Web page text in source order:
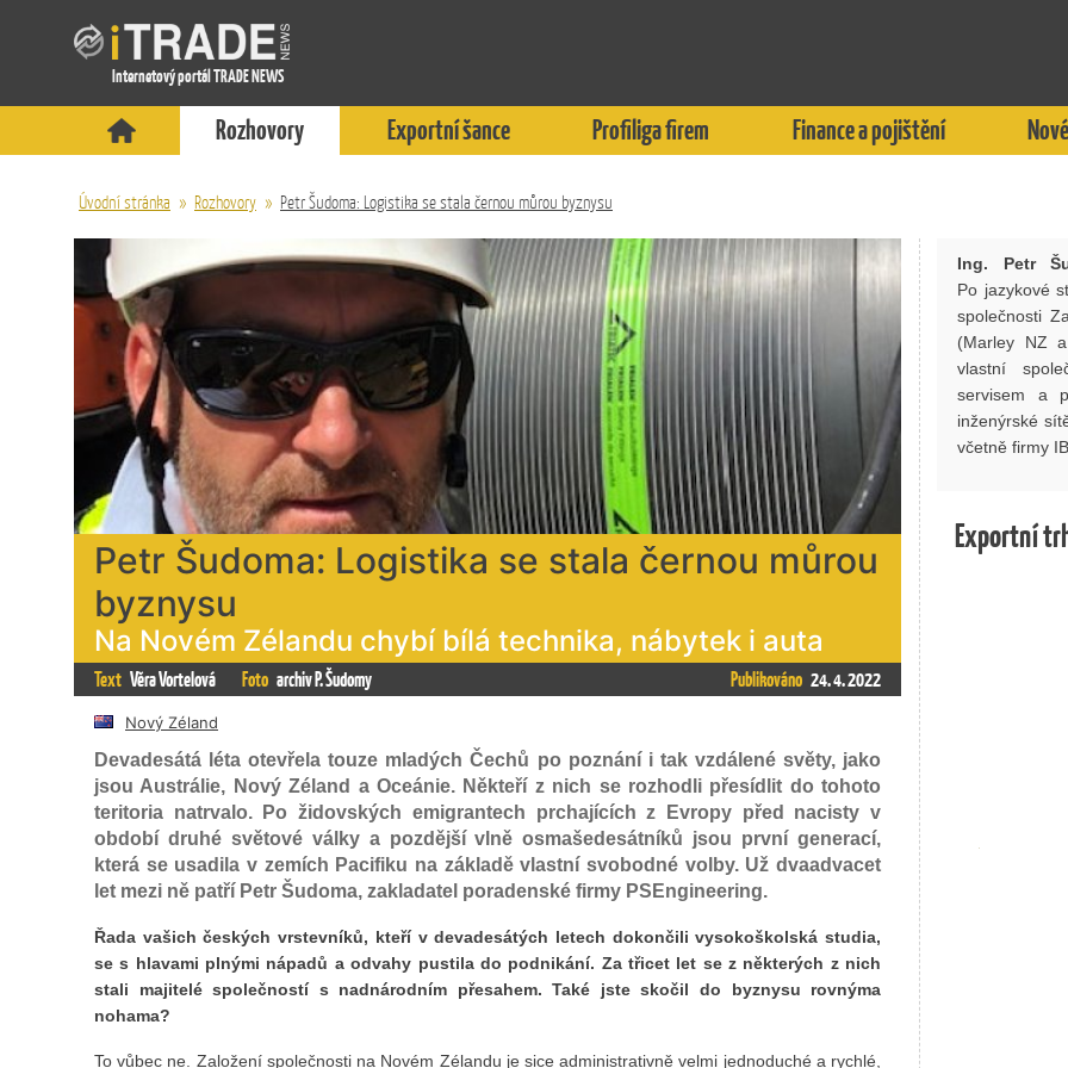
Internetový portál TRADE NEWS
Rozhovory Exportní šance Profiliga firem Finance a pojištění
Úvodní stránka » Rozhovory » Petr Šudoma: Logistika se stala černou můrou byznysu
Petr Šudoma: Logistika se stala černou můrou
byznysu
Na Novém Zélandu chybí bílá technika, nábytek i auta
Text Věra Vortelová Foto archiv P. Šudomy Publikováno 24. 4. 2022
Nový Zéland
Devadesátá léta otevřela touze mladých Čechů po poznání i tak vzdálené světy, jako
jsou Austrálie, Nový Zéland a Oceánie. Někteří z nich se rozhodli přesídlit do tohoto
teritoria natrvalo. Po židovských emigrantech prchajících z Evropy před nacisty v
období druhé světové války a pozdější vlně osmašedesátníků jsou první generací,
která se usadila v zemích Pacifiku na základě vlastní svobodné volby. Už dvaadvacet
let mezi ně patří Petr Šudoma, zakladatel poradenské firmy PSEngineering.
Řada vašich českých vrstevníků, kteří v devadesátých letech dokončili vysokoškolská studia,
se s hlavami plnými nápadů a odvahy pustila do podnikání. Za třicet let se z některých z nich
stali majitelé společností s nadnárodním přesahem. Také jste skočil do byznysu rovnýma
nohama?
To vůbec ne. Založení společnosti na Novém Zélandu je sice administrativně velmi jednoduché a rychlé,
Ing. Petr
Po jazykové
společnosti
(Marley NZ
vlastní
servisem a
inženýrské
včetně firmy
Exportní